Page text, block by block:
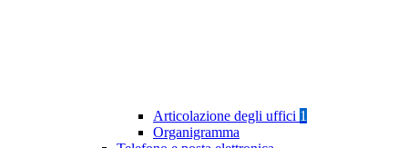
Articolazione degli uffici 1
Organigramma